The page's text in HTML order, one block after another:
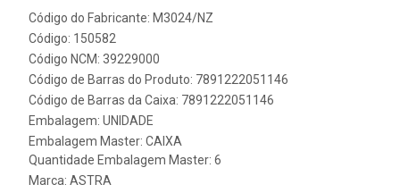
Código do Fabricante: M3024/NZ
Código: 150582
Código NCM: 39229000
Código de Barras do Produto: 7891222051146
Código de Barras da Caixa: 7891222051146
Embalagem: UNIDADE
Embalagem Master: CAIXA
Quantidade Embalagem Master: 6
Marca: ASTRA